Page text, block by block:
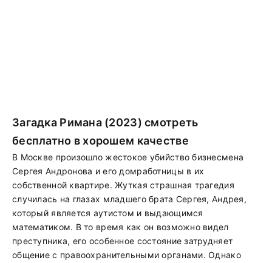
Загадка Римана (2023) смотреть
бесплатно в хорошем качестве
В Москве произошло жестокое убийство бизнесмена
Сергея Андронова и его домработницы в их
собственной квартире. Жуткая страшная трагедия
случилась на глазах младшего брата Сергея, Андрея,
который является аутистом и выдающимся
математиком. В то время как он возможно видел
преступника, его особенное состояние затрудняет
общение с правоохранительными органами. Однако